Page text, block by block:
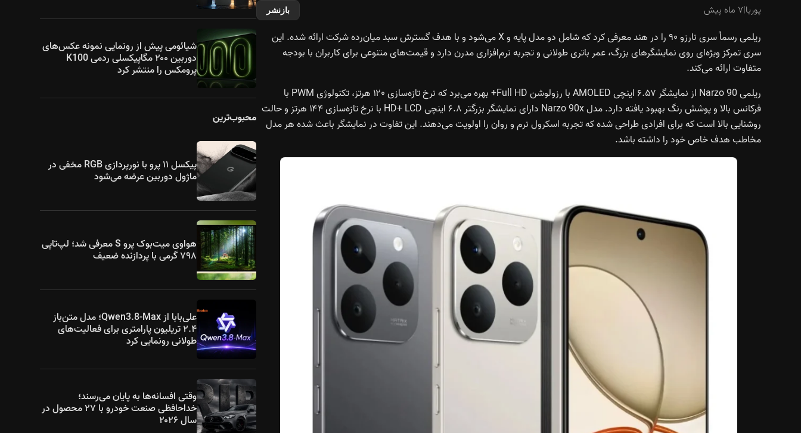
پوریا|۷ ماه پیش بازنشر
ریلمی رسماً سری نارزو ۹۰ را در هند معرفی کرد که شامل دو مدل پایه و X می‌شود و با هدف گسترش سبد میان‌رده شرکت ارائه شده. این
سری تمرکز ویژه‌ای روی نمایشگرهای بزرگ، عمر باتری طولانی و تجربه نرم‌افزاری مدرن دارد و قیمت‌های متنوعی برای کاربران با بودجه
متفاوت ارائه می‌کند.
ریلمی Narzo 90 از نمایشگر ۶.۵۷ اینچی AMOLED با رزولوشن Full HD+ بهره می‌برد که نرخ تازه‌سازی ۱۲۰ هرتز، تکنولوژی PWM با
فرکانس بالا و پوشش رنگ بهبود یافته دارد. مدل Narzo 90x دارای نمایشگر بزرگتر ۶.۸ اینچی HD+ LCD با نرخ تازه‌سازی ۱۴۴ هرتز و حالت
روشنایی بالا است که برای افرادی طراحی شده که تجربه اسکرول نرم و روان را اولویت می‌دهند. این تفاوت در نمایشگر باعث شده هر مدل
مخاطب هدف خاص خود را داشته باشد.
شیائومی پیش از رونمایی نمونه عکس‌های
دوربین ۲۰۰ مگاپیکسلی ردمی K100
پرومکس را منتشر کرد
محبوب‌ترین
پیکسل ۱۱ پرو با نورپردازی RGB مخفی در
ماژول دوربین عرضه می‌شود
هواوی میت‌بوک پرو S معرفی شد؛ لپ‌تاپی
۷۹۸ گرمی با پردازنده ضعیف
علی‌بابا از Qwen3.8-Max؛ مدل متن‌باز
۲.۴ تریلیون پارامتری برای فعالیت‌های
طولانی رونمایی کرد
وقتی افسانه‌ها به پایان می‌رسند؛
خداحافظی صنعت خودرو با ۲۷ محصول در
سال ۲۰۲۶